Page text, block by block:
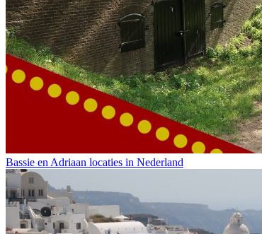
Bassie en Adriaan locaties in Nederland